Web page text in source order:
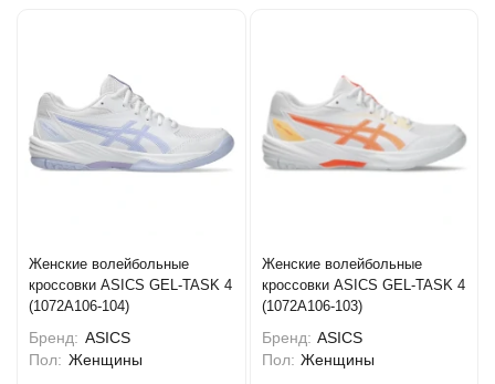
Женские волейбольные
кроссовки ASICS GEL-TASK 4
(1072A106-104)
Бренд: ASICS
Пол: Женщины
Женские волейбольные
кроссовки ASICS GEL-TASK 4
(1072A106-103)
Бренд: ASICS
Пол: Женщины